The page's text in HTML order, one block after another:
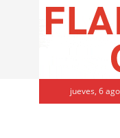
jueves, 6